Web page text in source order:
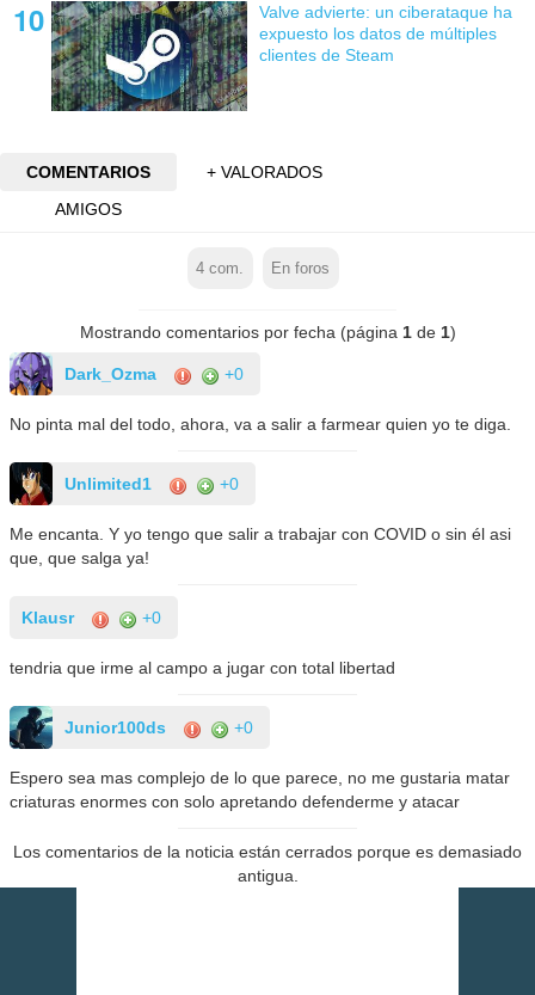
Valve advierte: un ciberataque ha
expuesto los datos de múltiples
clientes de Steam
COMENTARIOS
+ VALORADOS
AMIGOS
4 com. En foros
Mostrando comentarios por fecha (página 1de 1)
Dark_Ozma +0
No pinta mal del todo, ahora, va a salir a farmear quien yo te diga.
Unlimited1 +0
Me encanta. Y yo tengo que salir a trabajar con COVID o sin él asi
que, que salga ya!
Klausr +0
tendria que irme al campo a jugar con total libertad
Junior100ds +0
Espero sea mas complejo de lo que parece, no me gustaria matar
criaturas enormes con solo apretando defenderme y atacar
Los comentarios de la noticia están cerrados porque es demasiado
antigua.